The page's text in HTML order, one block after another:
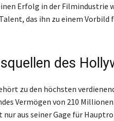
Erfolg in der Filmindustrie
das ihn zu einem Vorbild
des
zu den höchsten
Vermögen von 210
aus seiner Gage für